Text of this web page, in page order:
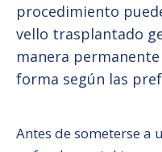
procedimiento
vello trasplantado
manera
forma según las
Antes de someterse a